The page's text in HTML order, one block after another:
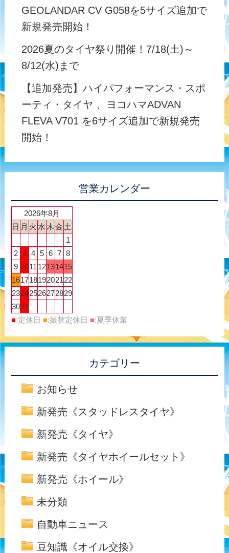
GEOLANDAR CV G058を5サイズ追加で
新規発売開始！
2026夏のタイヤ祭り開催！7/18(土)～
8/12(水)まで
【追加発売】ハイパフォーマンス・スポ
ーティ・タイヤ 、ヨコハマADVAN
FLEVA V701 を6サイズ追加で新規発売
開始！
営業カレンダー
2026年8月
日 月 火 水 木金 土
1
2 3 4 5 6 7 8
9 1011 12131415
16171819202122
23242526272829
3031
■:定休日 ■:振替定休日 ■:夏季休業
カテゴリー
お知らせ
新発売《スタッドレスタイヤ》
新発売《タイヤ》
新発売《タイヤホイールセット》
新発売《ホイール》
未分類
自動車ニュース
豆知識《オイル交換》